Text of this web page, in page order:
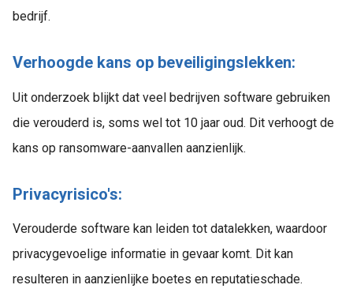
bedrijf.
Verhoogde kans op beveiligingslekken:
Uit onderzoek blijkt dat veel bedrijven software gebruiken
die verouderd is, soms wel tot 10 jaar oud. Dit verhoogt de
kans op ransomware-aanvallen aanzienlijk.
Privacyrisico's:
Verouderde software kan leiden tot datalekken, waardoor
privacygevoelige informatie in gevaar komt. Dit kan
resulteren in aanzienlijke boetes en reputatieschade.